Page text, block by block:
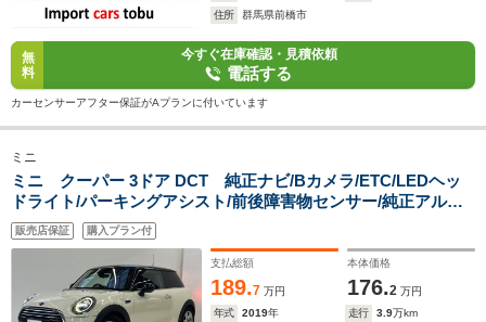
住所
群馬県前橋市
無
料
今すぐ在庫確認・見積依頼
電話する
カーセンサーアフター保証がAプランに付いています
ミニ
ミニ クーパー 3ドア DCT 純正ナビ/Bカメラ/ETC/LEDヘッ
ドライト/パーキングアシスト/前後障害物センサー/純正アルミ
ホイール/Bluetooth対応/スマートキー/キーレス
販売店保証 購入プラン付
支払総額
189.7 万円
本体価格
176.2 万円
年式
2019年 走行 3.9万km